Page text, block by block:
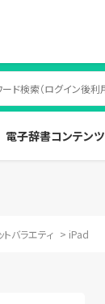
電子辞書コンテンツ
バラエティ > iPad